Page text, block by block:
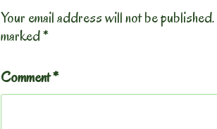
Your email address will not be published.
marked*
Comment*